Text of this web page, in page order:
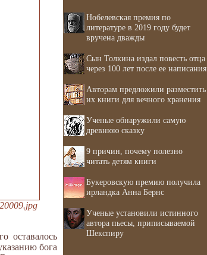
оставалось
бога
Нобелевская премия по
литературе в 2019 году будет
вручена дважды
Сын Толкина издал повесть отца
через 100 лет после ее написания
Авторам предложили разместить
их книги для вечного хранения
Ученые обнаружили самую
древнюю сказку
9 причин, почему полезно
читать детям книги
Букеровскую премию получила
ирландка Анна Бернс
Ученые установили истинного
автора пьесы, приписываемой
Шекспиру